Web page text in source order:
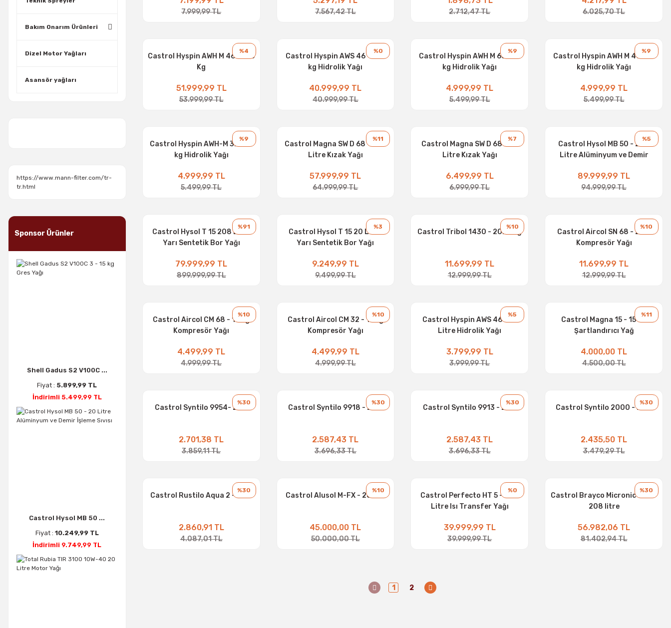
Bakım Onarım Ürünleri
Dizel Motor Yağları
Asansör yağları
https://www.mann-filter.com/tr-
tr.html
Sponsor Ürünler
Shell Gadus S2 V100C ...
Fiyat : 5.899,99 TL
İndirimli 5.499,99 TL
Castrol Hysol MB 50 ...
Fiyat : 10.249,99 TL
İndirimli 9.749,99 TL
7.999,99 TL 7.567,42 TL 2.712,47 TL 6.025,70 TL
%4
Castrol Hyspin AWH M 46 - 180
Kg
51.999,99 TL
53.999,99 TL
%0
Castrol Hyspin AWS 46 - 180
kg Hidrolik Yağı
40.999,99 TL
40.999,99 TL
%9
Castrol Hyspin AWH M 68 - 16
kg Hidrolik Yağı
4.999,99 TL
5.499,99 TL
%9
Castrol Hyspin AWH M 46 - 16
kg Hidrolik Yağı
4.999,99 TL
5.499,99 TL
%9
Castrol Hyspin AWH-M 32 - 15
kg Hidrolik Yağı
4.999,99 TL
5.499,99 TL
%11
Castrol Magna SW D 68 - 208
Litre Kızak Yağı
57.999,99 TL
64.999,99 TL
%7
Castrol Magna SW D 68 - 20
Litre Kızak Yağı
6.499,99 TL
6.999,99 TL
%5
Castrol Hysol MB 50 - 208
Litre Alüminyum ve Demir
89.999,99 TL
94.999,99 TL
%91
Castrol Hysol T 15 208 Litre
Yarı Sentetik Bor Yağı
79.999,99 TL
899.999,99 TL
%3
Castrol Hysol T 15 20 Litre
Yarı Sentetik Bor Yağı
9.249,99 TL
9.499,99 TL
%10
Castrol Tribol 1430 - 20L Yağ
11.699,99 TL
12.999,99 TL
%10
Castrol Aircol SN 68 - 20 L
Kompresör Yağı
11.699,99 TL
12.999,99 TL
%10
Castrol Aircol CM 68 - 16 kg
Kompresör Yağı
4.499,99 TL
4.999,99 TL
%10
Castrol Aircol CM 32 - 15 kg
Kompresör Yağı
4.499,99 TL
4.999,99 TL
%5
Castrol Hyspin AWS 46 - 17
Litre Hidrolik Yağı
3.799,99 TL
3.999,99 TL
%11
Castrol Magna 15 - 15 KG
Şartlandırıcı Yağ
4.000,00 TL
4.500,00 TL
%30
Castrol Syntilo 9954- 20 L
2.701,38 TL
3.859,11 TL
%30
Castrol Syntilo 9918 - 20 L
2.587,43 TL
3.696,33 TL
%30
Castrol Syntilo 9913 - 20 L
2.587,43 TL
3.696,33 TL
%30
Castrol Syntilo 2000 - 20 L
2.435,50 TL
3.479,29 TL
%30
Castrol Rustilo Aqua 2 - 20 L
2.860,91 TL
4.087,01 TL
%10
Castrol Alusol M-FX - 208 Lt
45.000,00 TL
50.000,00 TL
%0
Castrol Perfecto HT 5 - 208
Litre Isı Transfer Yağı
39.999,99 TL
39.999,99 TL
%30
Castrol Brayco Micronic 882 -
208 litre
56.982,06 TL
81.402,94 TL
1 2